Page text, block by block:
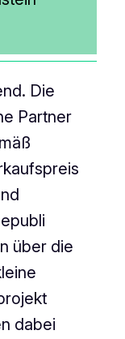
Die
Partner
über die
dabei